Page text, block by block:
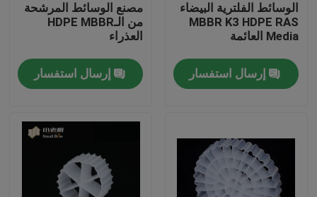
منتجات
معلومات عنا
الوسائط الفلترية البيضاء
MBBR K3 HDPE RAS
Media العائمة
إرسال استفسار
مصنع الوسائط المرشحة
من الـHDPE MBBR
العذراء
إرسال استفسار